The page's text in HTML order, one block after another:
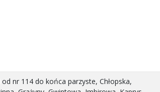
nr 114 do końca parzyste, Chłopska,